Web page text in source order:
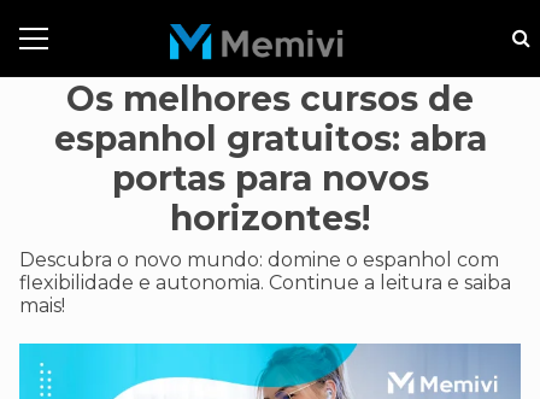
Os melhores cursos de
espanhol gratuitos: abra
portas para novos
horizontes!
Descubra o novo mundo: domine o espanhol com
flexibilidade e autonomia. Continue a leitura e saiba
mais!